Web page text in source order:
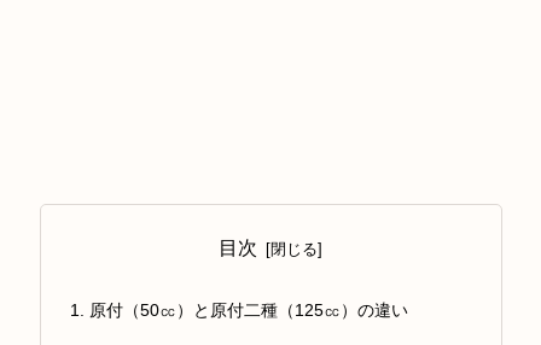
目次
原付（50㏄）と原付二種（125㏄）の違い